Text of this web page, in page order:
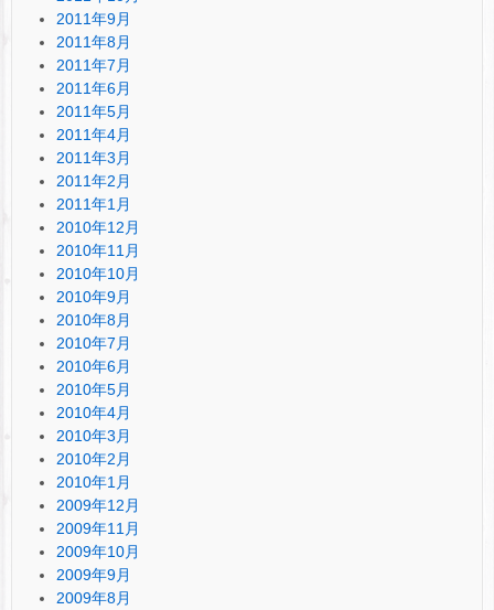
2011年9月
2011年8月
2011年7月
2011年6月
2011年5月
2011年4月
2011年3月
2011年2月
2011年1月
2010年12月
2010年11月
2010年10月
2010年9月
2010年8月
2010年7月
2010年6月
2010年5月
2010年4月
2010年3月
2010年2月
2010年1月
2009年12月
2009年11月
2009年10月
2009年9月
2009年8月